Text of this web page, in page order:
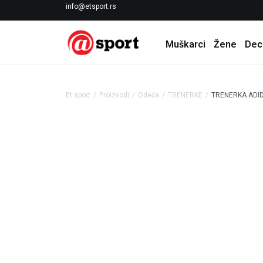
info@etsport.rs
LICENCIRANI CLEARANCE PARTNER ADIDAS
Muškarci Žene
Et sport Proizvodi Odeća TRENERKE TRENERKA